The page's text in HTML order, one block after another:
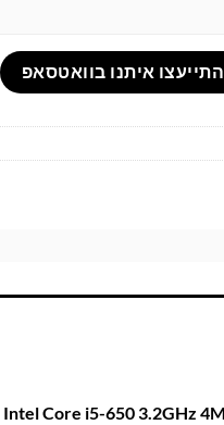
התייעצו איתנו בוואטסאפ